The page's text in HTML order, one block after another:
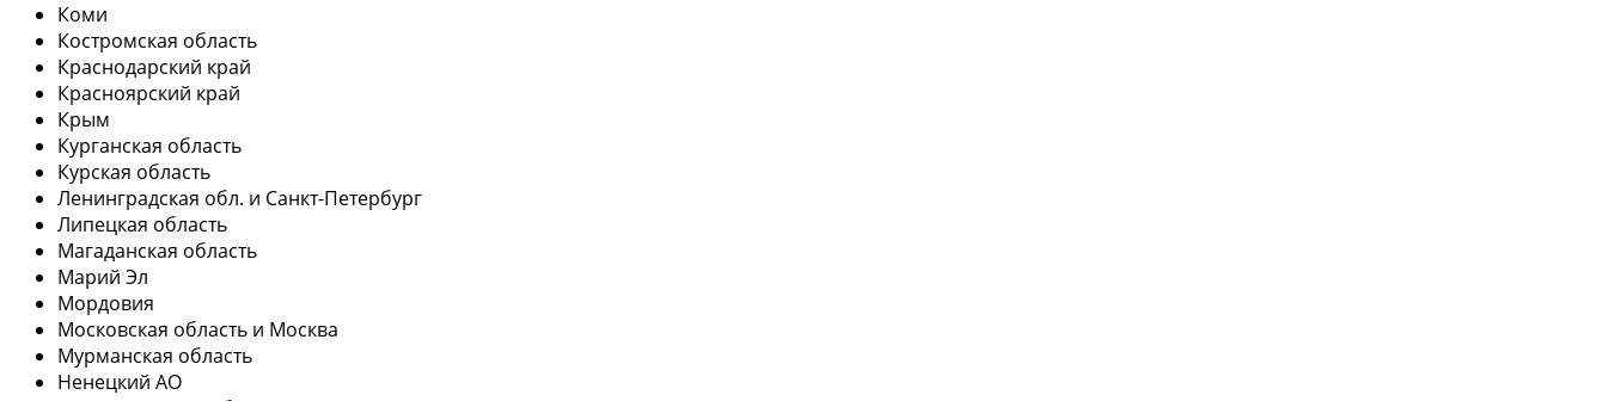
Коми
Костромская область
Краснодарский край
Красноярский край
Крым
Курганская область
Курская область
Ленинградская обл. и Санкт-Петербург
Липецкая область
Магаданская область
Марий Эл
Мордовия
Московская область и Москва
Мурманская область
Ненецкий АО